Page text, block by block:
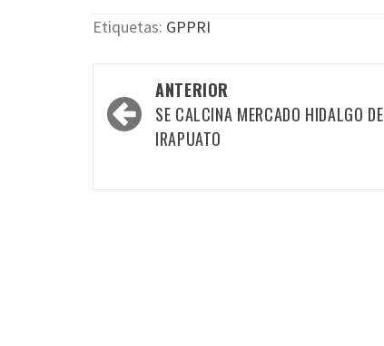
Etiquetas: GPPRI
Navegación
por
ANTERIOR
SE CALCINA MERCADO HIDALGO DE
IRAPUATO